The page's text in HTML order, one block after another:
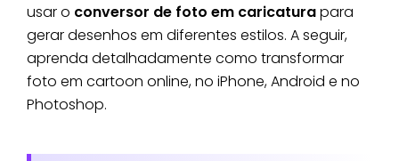
usar o conversor de foto em caricaturapara
gerar desenhos em diferentes estilos. A seguir,
aprenda detalhadamente como transformar
foto em cartoon online, no iPhone, Android e no
Photoshop.